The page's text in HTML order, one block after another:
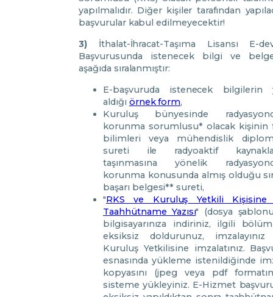
yapılmalıdır. Diğer kişiler tarafından
başvurular kabul edilmeyecektir!
3)İthalat-İhracat-Taşıma Lisansı E-
Başvurusunda istenecek bilgi ve
aşağıda sıralanmıştır:
E-başvuruda istenecek bilgilerin
aldığı örnek form,
Kuruluş bünyesinde
korunma sorumlusu* olacak kişinin
bilimleri veya mühendislik
sureti ile radyoaktif
taşınmasına yönelik
korunma konusunda almış olduğu
başarı belgesi** sureti,
"RKS ve Kuruluş Yetkili Kişisine
Taahhütname Yazısı" (dosya
bilgisayarınıza indiriniz, ilgili
eksiksiz doldurunuz,
Kuruluş Yetkilisine imzalatınız.
esnasında yükleme istenildiğinde
kopyasını (jpeg veya pdf
sisteme yükleyiniz. E-Hizmet